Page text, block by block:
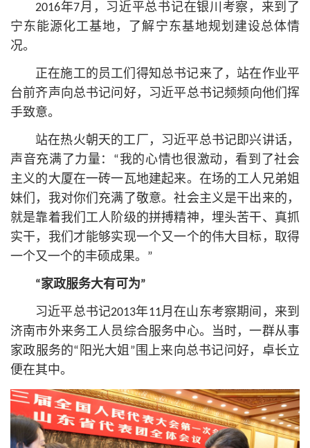
2016年7月，习 近平总书记在银川考察，来到了
宁东能源化工基地，了解宁东基地规划建设总体情
况。
正在施工的员工们得知 总书记来了，站在作业平
台前齐声向 总书记问好，习近平总书记频频向他们挥
手致意。
站在热火朝天的工厂，习近平总书记即兴讲话，
声音充满了力量：“我的心情也很激动，看到了社会
主义的大厦在一砖一瓦地建起来。在场的工人兄弟姐
妹们，我对你们充满了敬意。社会主义是干出来的，
就是靠着我们工人阶级的拼搏精神，埋头苦干、真抓
实干，我们才能够实现一个又一个的伟大目标，取得
一个又一个的丰硕成果。”
“家政服务大有可为”
习近平总书记2013年11月在山东考察期间，来到
济南市外来务工人员综合服务中心。当时，一群从事
家政服务的“阳光大姐”围上来向 总书记问好，卓长立
便在其中。